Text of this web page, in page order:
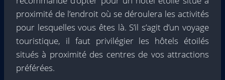
proximité de l’endroit où se déroulera les activités
pour lesquelles vous êtes là. S’il s’agit d’un voyage
touristique, il faut privilégier les hôtels étoilés
situés à proximité des centres de vos attractions
préférées.